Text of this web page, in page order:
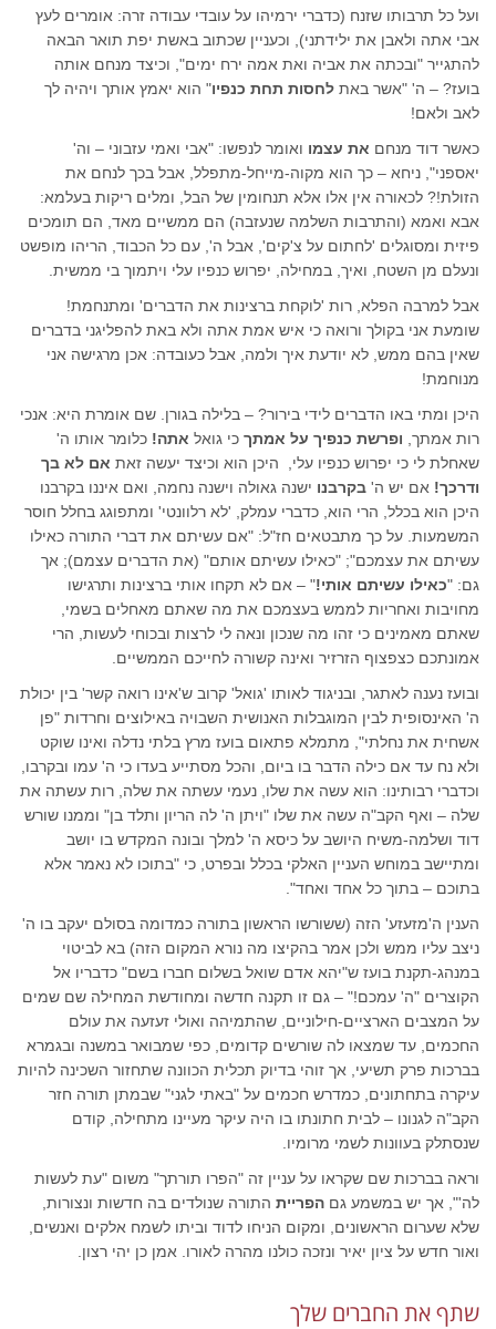
ועל כל תרבותו שזנח (כדברי ירמיהו על עובדי עבודה זרה: אומרים לעץ
אבי אתה ולאבן את ילידתני), וכעניין שכתוב באשת יפת תואר הבאה
להתגייר "ובכתה את אביה ואת אמה ירח ימים", וכיצד מנחם אותה
בועז? – ה' "אשר באת לחסות תחת כנפיו" הוא יאמץ אותך ויהיה לך
לאב ולאם!
כאשר דוד מנחם את עצמו ואומר לנפשו: "אבי ואמי עזבוני – וה'
יאספני", ניחא – כך הוא מקוה-מייחל-מתפלל, אבל בכך לנחם את
הזולת!? לכאורה אין אלו אלא תנחומין של הבל, ומלים ריקות בעלמא:
אבא ואמא (והתרבות השלמה שנעזבה) הם ממשיים מאד, הם תומכים
פיזית ומסוגלים 'לחתום על צ'קים', אבל ה', עם כל הכבוד, הריהו מופשט
ונעלם מן השטח, ואיך, במחילה, יפרוש כנפיו עלי ויתמוך בי ממשית.
אבל למרבה הפלא, רות 'לוקחת ברצינות את הדברים' ומתנחמת!
שומעת אני בקולך ורואה כי איש אמת אתה ולא באת להפליגני בדברים
שאין בהם ממש, לא יודעת איך ולמה, אבל כעובדה: אכן מרגישה אני
מנוחמת!
היכן ומתי באו הדברים לידי בירור? – בלילה בגורן. שם אומרת היא: אנכי
רות אמתך, ופרשת כנפיך על אמתך כי גואל אתה! כלומר אותו ה'
שאחלת לי כי יפרוש כנפיו עלי, היכן הוא וכיצד יעשה זאת אם לא בך
ודרכך! אם יש ה' בקרבנו ישנה גאולה וישנה נחמה, ואם איננו בקרבנו
היכן הוא בכלל, הרי הוא, כדברי עמלק, 'לא רלוונטי' ומתפוגג בחלל חוסר
המשמעות. על כך מתבטאים חז"ל: "אם עשיתם את דברי התורה כאילו
עשיתם את עצמכם"; "כאילו עשיתם אותם" (את הדברים עצמם); אך
גם: "כאילו עשיתם אותי!" – אם לא תקחו אותי ברצינות ותרגישו
מחויבות ואחריות לממש בעצמכם את מה שאתם מאחלים בשמי,
שאתם מאמינים כי זהו מה שנכון ונאה לי לרצות ובכוחי לעשות, הרי
אמונתכם כצפצוף הזרזיר ואינה קשורה לחייכם הממשיים.
ובועז נענה לאתגר, ובניגוד לאותו 'גואל' קרוב ש'אינו רואה קשר' בין יכולת
ה' האינסופית לבין המוגבלות האנושית השבויה באילוצים וחרדות "פן
אשחית את נחלתי", מתמלא פתאום בועז מרץ בלתי נדלה ואינו שוקט
ולא נח עד אם כילה הדבר בו ביום, והכל מסתייע בעדו כי ה' עמו ובקרבו,
וכדברי רבותינו: הוא עשה את שלו, נעמי עשתה את שלה, רות עשתה את
שלה – ואף הקב"ה עשה את שלו "ויתן ה' לה הריון ותלד בן" וממנו שורש
דוד ושלמה-משיח היושב על כיסא ה' למלך ובונה המקדש בו יושב
ומתיישב במוחש העניין האלקי בכלל ובפרט, כי "בתוכו לא נאמר אלא
בתוכם – בתוך כל אחד ואחד".
הענין ה'מזעזע' הזה (ששורשו הראשון בתורה כמדומה בסולם יעקב בו ה'
ניצב עליו ממש ולכן אמר בהקיצו מה נורא המקום הזה) בא לביטוי
במנהג-תקנת בועז ש"יהא אדם שואל בשלום חברו בשם" כדבריו אל
הקוצרים "ה' עמכם!" – גם זו תקנה חדשה ומחודשת המחילה שם שמים
על המצבים הארציים-חילוניים, שהתמיהה ואולי זעזעה את עולם
החכמים, עד שמצאו לה שורשים קדומים, כפי שמבואר במשנה ובגמרא
בברכות פרק תשיעי, אך זוהי בדיוק תכלית הכוונה שתחזור השכינה להיות
עיקרה בתחתונים, כמדרש חכמים על "באתי לגני" שבמתן תורה חזר
הקב"ה לגנונו – לבית חתונתו בו היה עיקר מעיינו מתחילה, קודם
שנסתלק בעוונות לשמי מרומיו.
וראה בברכות שם שקראו על עניין זה "הפרו תורתך" משום "עת לעשות
לה'", אך יש במשמע גם הפריית התורה שנולדים בה חדשות ונצורות,
שלא שערום הראשונים, ומקום הניחו לדוד וביתו לשמח אלקים ואנשים,
ואור חדש על ציון יאיר ונזכה כולנו מהרה לאורו. אמן כן יהי רצון.
שתף את החברים שלך